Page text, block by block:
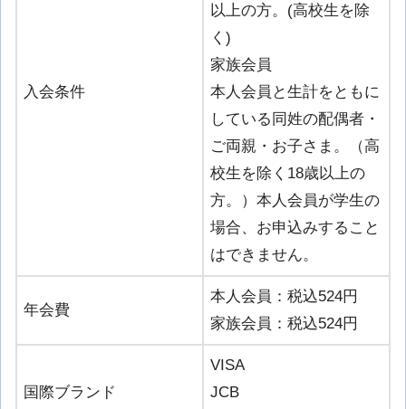
入会条件
以上の方。(高校生を除
く)
家族会員
本人会員と生計をともに
している同姓の配偶者・
ご両親・お子さま。（高
校生を除く18歳以上の
方。）本人会員が学生の
場合、お申込みすること
はできません。
年会費
本人会員：税込524円
家族会員：税込524円
国際ブランド
VISA
JCB